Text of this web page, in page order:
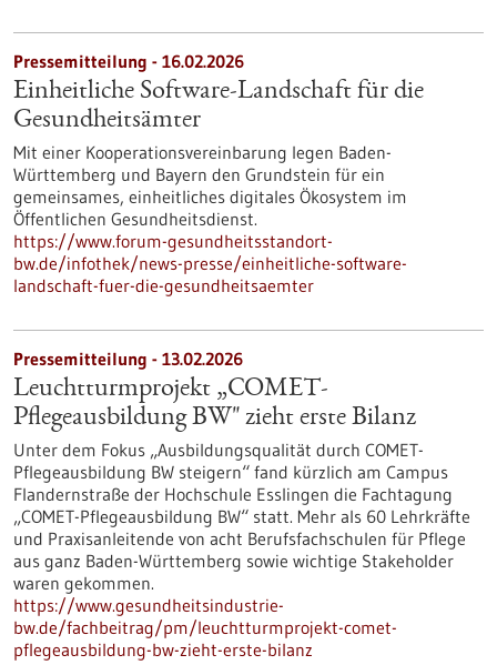
Pressemitteilung - 16.02.2026
Einheitliche Software-Landschaft für die
Gesundheitsämter
Mit einer Kooperationsvereinbarung legen Baden-
Württemberg und Bayern den Grundstein für ein
gemeinsames, einheitliches digitales Ökosystem im
Öffentlichen Gesundheitsdienst.
https://www.forum-gesundheitsstandort-
bw.de/infothek/news-presse/einheitliche-software-
landschaft-fuer-die-gesundheitsaemter
Pressemitteilung - 13.02.2026
Leuchtturmprojekt „COMET-
Pflegeausbildung BW" zieht erste Bilanz
Unter dem Fokus „Ausbildungsqualität durch COMET-
Pflegeausbildung BW steigern“ fand kürzlich am Campus
Flandernstraße der Hochschule Esslingen die Fachtagung
„COMET-Pflegeausbildung BW“ statt. Mehr als 60 Lehrkräfte
und Praxisanleitende von acht Berufsfachschulen für Pflege
aus ganz Baden-Württemberg sowie wichtige Stakeholder
waren gekommen.
https://www.gesundheitsindustrie-
bw.de/fachbeitrag/pm/leuchtturmprojekt-comet-
pflegeausbildung-bw-zieht-erste-bilanz